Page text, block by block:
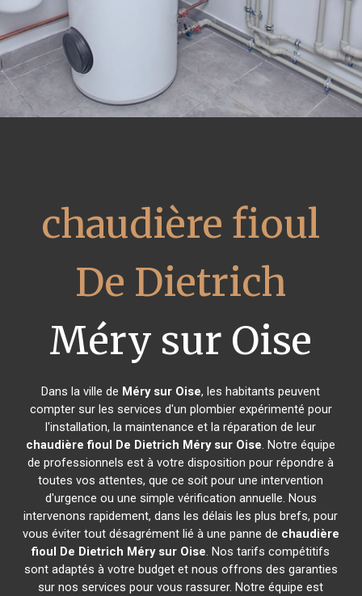
chaudière fioul
De Dietrich
Méry sur Oise
Dans la ville de Méry sur Oise, les habitants peuvent
compter sur les services d'un plombier expérimenté pour
l'installation, la maintenance et la réparation de leur
chaudière fioul De Dietrich Méry sur Oise. Notre équipe
de professionnels est à votre disposition pour répondre à
toutes vos attentes, que ce soit pour une intervention
d'urgence ou une simple vérification annuelle. Nous
intervenons rapidement, dans les délais les plus brefs, pour
vous éviter tout désagrément lié à une panne de chaudière
fioul De Dietrich Méry sur Oise. Nos tarifs compétitifs
sont adaptés à votre budget et nous offrons des garanties
sur nos services pour vous rassurer. Notre équipe est